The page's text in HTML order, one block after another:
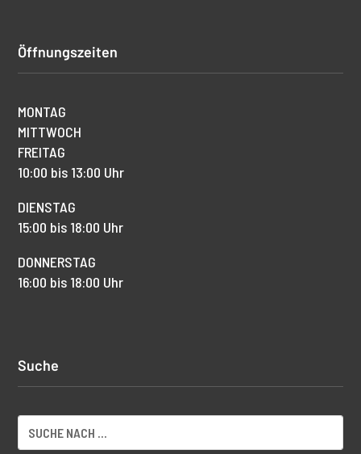
Öffnungszeiten
MONTAG
MITTWOCH
FREITAG
10:00 bis 13:00 Uhr
DIENSTAG
15:00 bis 18:00 Uhr
DONNERSTAG
16:00 bis 18:00 Uhr
Suche